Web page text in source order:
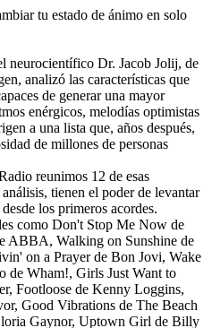
tu estado de ánimo en solo
neurocientífico Dr. Jacob Jolij, de
analizó las características que
de generar una mayor
enérgicos, melodías optimistas
a una lista que, años después,
de millones de personas
reunimos 12 de esas
tienen el poder de levantar
los primeros acordes.
como Don't Stop Me Now de
ABBA, Walking on Sunshine de
on a Prayer de Bon Jovi, Wake
de Wham!, Girls Just Want to
Footloose de Kenny Loggins,
Good Vibrations de The Beach
Gaynor, Uptown Girl de Billy